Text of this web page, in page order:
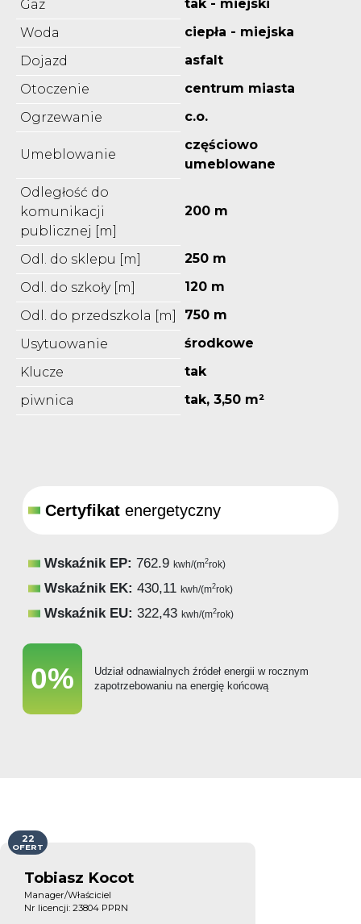
Gaz
tak - miejski
Woda
ciepła - miejska
Dojazd
asfalt
Otoczenie
centrum miasta
Ogrzewanie
c.o.
Umeblowanie
częściowo
umeblowane
Odległość do
komunikacji
publicznej [m]
200 m
Odl. do sklepu [m]
250 m
Odl. do szkoły [m]
120 m
Odl. do przedszkola [m]
750 m
Usytuowanie
środkowe
Klucze
tak
piwnica
tak, 3,50 m²
Certyfikat energetyczny
Wskaźnik EP: 762.9 kwh/(m2rok)
Wskaźnik EK: 430,11 kwh/(m2rok)
Wskaźnik EU: 322,43 kwh/(m2rok)
0%
Udział odnawialnych źródeł energii w rocznym
zapotrzebowaniu na energię końcową
Tobiasz Kocot
Manager/Właściciel
Nr licencji: 23804 PPRN
22
OFERT